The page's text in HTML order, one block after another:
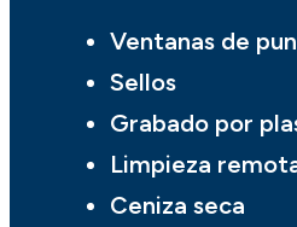
Ventanas de
Sellos
Grabado por
Limpieza
Ceniza seca